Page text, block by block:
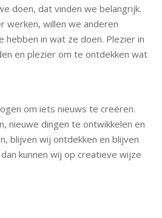
doen, dat vinden we belangrijk.
werken, willen we anderen
hebben in wat ze doen. Plezier in
en plezier om te ontdekken wat
om iets nieuws te creëren.
nieuwe dingen te ontwikkelen en
blijven wij ontdekken en blijven
kunnen wij op creatieve wijze